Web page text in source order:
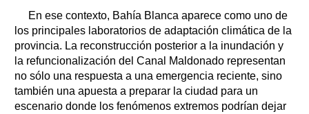
En ese contexto, Bahía Blanca aparece como uno de
los principales laboratorios de adaptación climática de la
provincia. La reconstrucción posterior a la inundación y
la refuncionalización del Canal Maldonado representan
no sólo una respuesta a una emergencia reciente, sino
también una apuesta a preparar la ciudad para un
escenario donde los fenómenos extremos podrían dejar